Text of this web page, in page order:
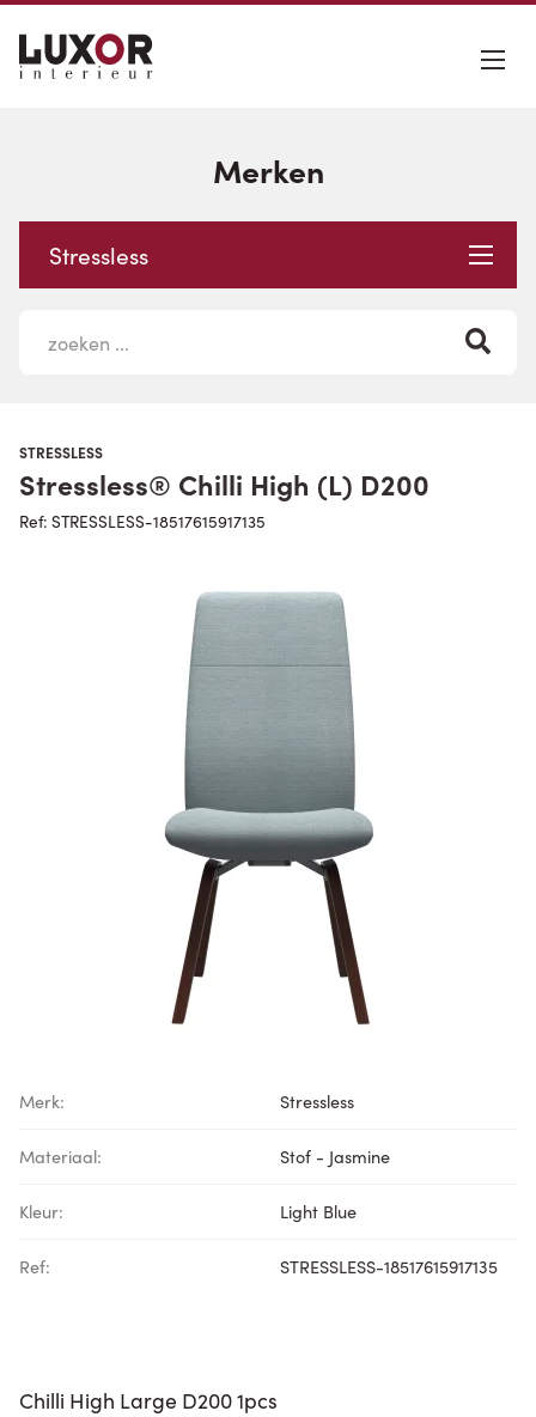
Merken
Stressless
STRESSLESS
Stressless® Chilli High (L) D200
Ref: STRESSLESS-18517615917135
Merk: Stressless
Materiaal: Stof - Jasmine
Kleur: Light Blue
Ref: STRESSLESS-18517615917135
Chilli High Large D200 1pcs